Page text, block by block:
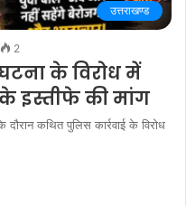
उत्तराखण्ड
2
के विरोध में
इस्तीफे की मांग
दौरान कथित पुलिस कार्रवाई के विरोध